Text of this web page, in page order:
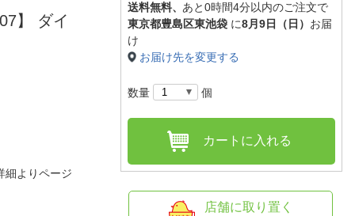
情報・店舗一覧
報
】 ダイ
細よりページ
送料無料、 あと0時間4分以内のご注文で
東京都豊島区東池袋 に8月9日（日） お届
け
お届け先を変更する
数量 個
カートに入れる
店舗に取り置く